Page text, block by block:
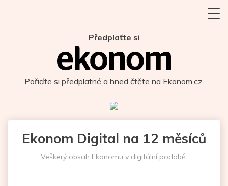
Předplaťte si
Pořiďte si předplatné a hned čtěte na Ekonom.cz.
Ekonom Digital na 12 měsíců
Veškerý obsah Ekonomu v digitální podobě.